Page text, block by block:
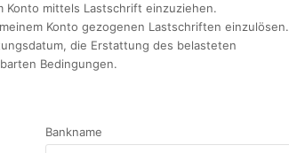
Konto mittels Lastschrift einzuziehen.
Konto gezogenen Lastschriften einzulösen.
die Erstattung des belasteten
Bedingungen.
Bankname